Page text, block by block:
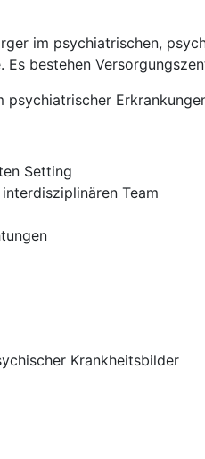
im psychiatrischen,
bestehen
Setting
Team
Krankheitsbilder